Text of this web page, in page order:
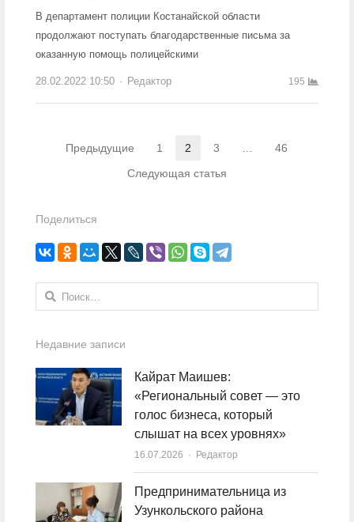
В департамент полиции Костанайской области
продолжают поступать благодарственные письма за
оказанную помощь полицейскими
28.02.2022 10:50 Author
Редактор 195
Навигация по записям
Предыдущие Страница
1 Страница
2 Страница
3 Страница
46
Следующая статья
Поделиться
Найти:
Недавние записи
Кайрат Маишев:
«Региональный совет — это
голос бизнеса, который
слышат на всех уровнях»
16.07.2026 Author
Редактор
Предпринимательница из
Узункольского района